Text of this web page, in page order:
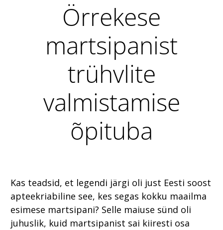
Örrekese
martsipanist
trühvlite
valmistamise
õpituba
Kas teadsid, et legendi järgi oli just Eesti soost
apteekriabiline see, kes segas kokku maailma
esimese martsipani? Selle maiuse sünd oli
juhuslik, kuid martsipanist sai kiiresti osa